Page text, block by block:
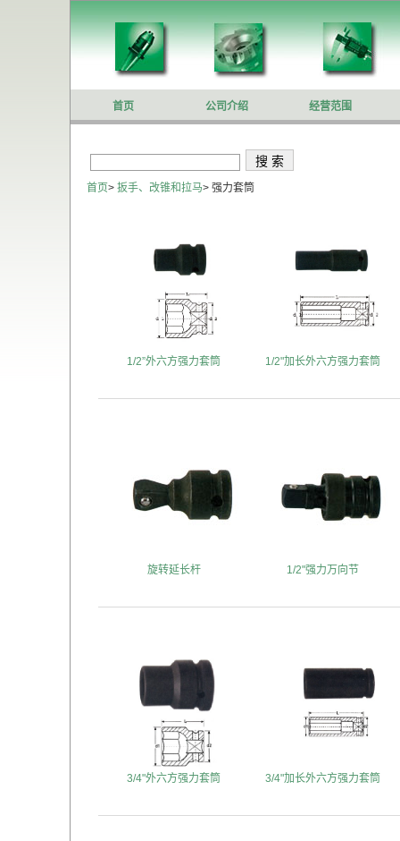
首页 公司介绍 经营范围
首页> 扳手、改锥和拉马> 强力套筒
1/2”外六方强力套筒 1/2"加长外六方强力套筒
旋转延长杆 1/2"强力万向节
3/4"外六方强力套筒 3/4"加长外六方强力套筒